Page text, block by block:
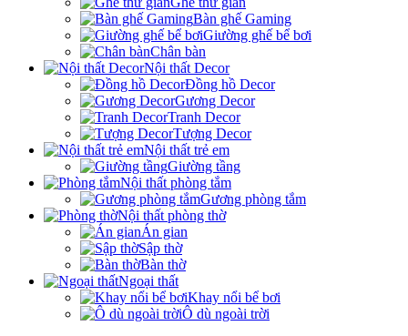
Bàn ghế Gaming
Giường ghế bể bơi
Chân bàn
Nội thất Decor
Đồng hồ Decor
Gương Decor
Tranh Decor
Tượng Decor
Nội thất trẻ em
Giường tầng
Nội thất phòng tắm
Gương phòng tắm
Nội thất phòng thờ
Án gian
Sập thờ
Bàn thờ
Ngoại thất
Khay nổi bể bơi
Ô dù ngoài trời